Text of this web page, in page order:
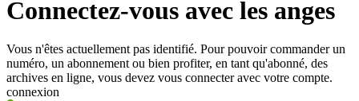
Connectez-vous avec les anges
Vous n'êtes actuellement pas identifié. Pour pouvoir commander un
numéro, un abonnement ou bien profiter, en tant qu'abonné, des
archives en ligne, vous devez vous connecter avec votre compte.
connexion